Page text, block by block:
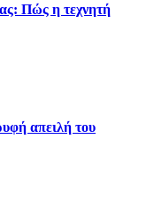
Πώς η τεχνητή
απειλή του